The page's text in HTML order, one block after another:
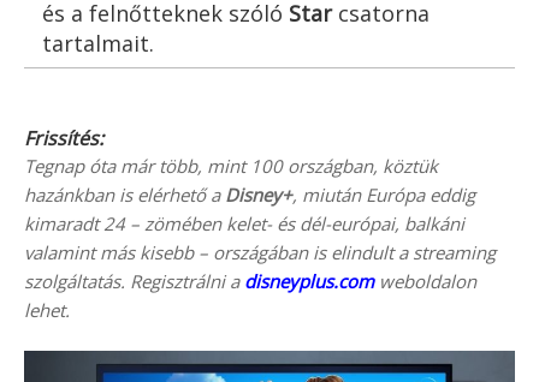
és a felnőtteknek szóló Starcsatorna
tartalmait.
Frissítés:
Tegnap óta már több, mint 100 országban, köztük
hazánkban is elérhető a Disney+, miután Európa eddig
kimaradt 24 – zömében kelet- és dél-európai, balkáni
valamint más kisebb – országában is elindult a streaming
szolgáltatás. Regisztrálni a disneyplus.comweboldalon
lehet.